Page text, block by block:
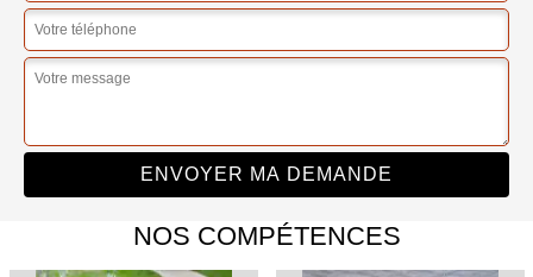
NOS COMPÉTENCES